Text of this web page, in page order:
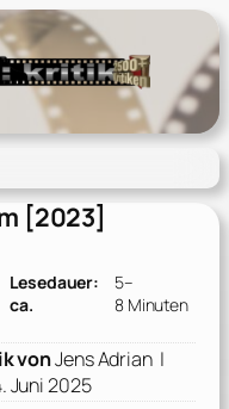
[2023]
Lesedauer:
ca.
5–
8 Minuten
vonJens Adrian|
Juni 2025